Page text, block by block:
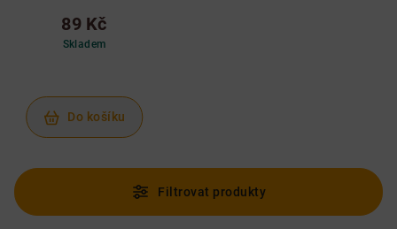
89 Kč
Skladem
Do košíku
Filtrovat produkty